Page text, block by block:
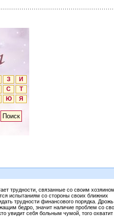
З
И
С
Т
Ю
Я
трудности, связанные со своим
испытаниям со стороны своих ближних
трудности финансового порядка. Дрожь
бедро, значит наличие проблем со
увидит себя больным чумой, того охватит